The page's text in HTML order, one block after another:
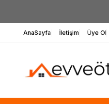
AnaSayfa İletişim Üye Ol